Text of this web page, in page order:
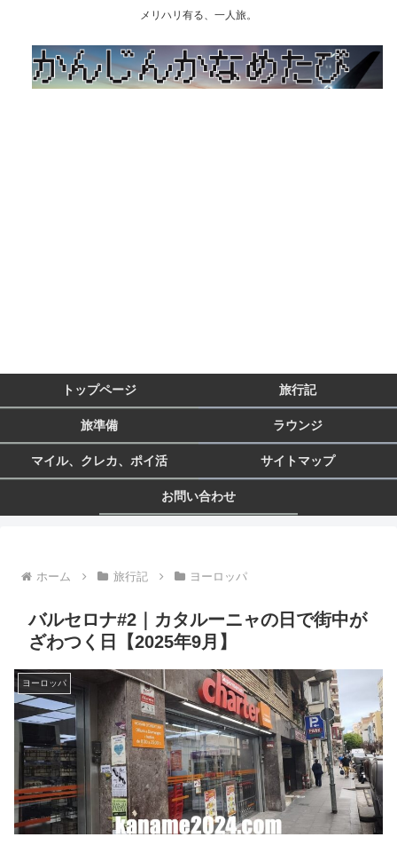
メリハリ有る、一人旅。
トップページ 旅行記
旅準備 ラウンジ
マイル、クレカ、ポイ活 サイトマップ
お問い合わせ
ホーム 旅行記 ヨーロッパ
バルセロナ#2｜カタルーニャの日で街中が
ざわつく日【2025年9月】
ヨーロッパ